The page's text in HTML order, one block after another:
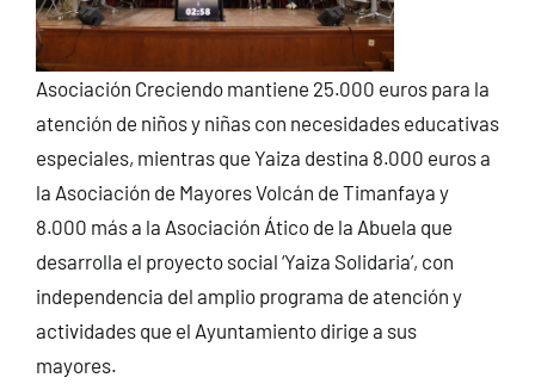
Asociación Creciendo mantiene 25.000 euros para la
atención de niños y niñas con necesidades educativas
especiales, mientras que Yaiza destina 8.000 euros a
la Asociación de Mayores Volcán de Timanfaya y
8.000 más a la Asociación Ático de la Abuela que
desarrolla el proyecto social ‘Yaiza Solidaria’, con
independencia del amplio programa de atención y
actividades que el Ayuntamiento dirige a sus
mayores.